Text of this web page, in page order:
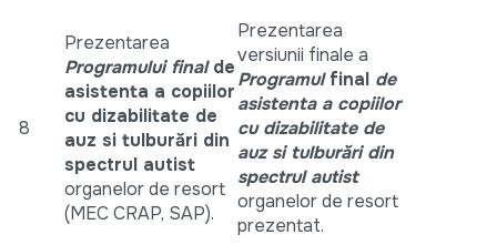
8
Prezentarea
Programului finalde
asistenta a copiilor
cu dizabilitate de
auz si tulburări din
spectrul autist
organelor de resort
(MEC CRAP, SAP).
Prezentarea
versiunii finale a
Programulfinal de
asistenta a copiilor
cu dizabilitate de
auz si tulburări din
spectrul autist
organelor de resort
prezentat.